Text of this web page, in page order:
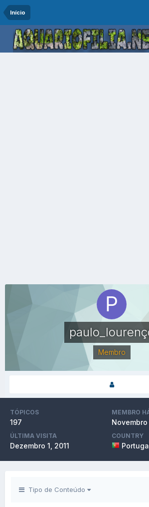
Início
Membro
TÓPICOS
197
MEMBRO
ÚLTIMA VISITA
Dezembro 1, 2011
COUNTRY
Tipo de Conteúdo